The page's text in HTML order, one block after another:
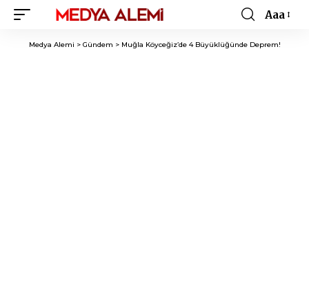
Font
Resizer
Aaa
Medya Alemi > Gündem > Muğla Köyceğiz’de 4 Büyüklüğünde Deprem!